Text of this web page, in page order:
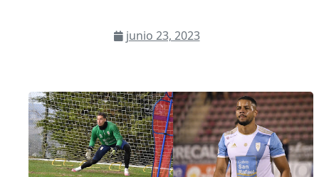
junio 23, 2023